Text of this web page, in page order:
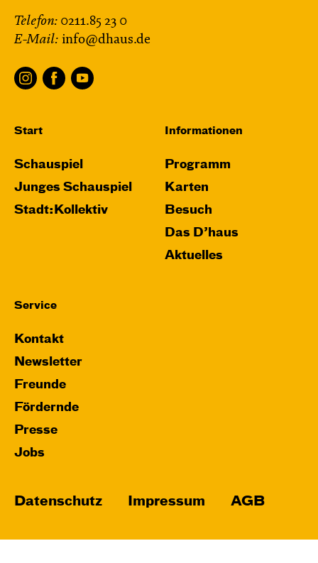
Telefon: 0211.85 23 0
E-Mail: info@dhaus.de
Start
Schauspiel
Junges Schauspiel
Stadt:Kollektiv
Informationen
Programm
Karten
Besuch
Das D’haus
Aktuelles
Service
Kontakt
Newsletter
Freunde
Fördernde
Presse
Jobs
Datenschutz Impressum AGB